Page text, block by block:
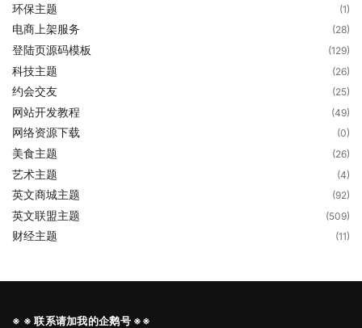
环保主题 (1)
电商上架服务 (28)
登陆页源码模板 (129)
科技主题 (26)
约会交友 (25)
网站开发教程 (49)
网络资源下载 (0)
美食主题 (26)
艺术主题 (4)
英文商城主题 (92)
英文联盟主题 (509)
财经主题 (11)
※ ※ 联系请加我的企鹅号 ※※